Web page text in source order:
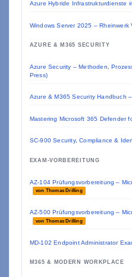
Azure Hybride Infrastrukturdienste
Windows Server 2025 – Rheinwerk
AZURE & M365 SECURITY
Azure Security – Methoden,
Press)
Azure & M365 Security Handbuch
Mastering Microsoft 365 Defender
SC-900 Security, Compliance &
EXAM-VORBEREITUNG
AZ-104 Prüfungsvorbereitung –
von Thomas Drilling
AZ-500 Prüfungsvorbereitung –
von Thomas Drilling
MD-102 Endpoint Administrator
M365 & MODERN WORKPLACE